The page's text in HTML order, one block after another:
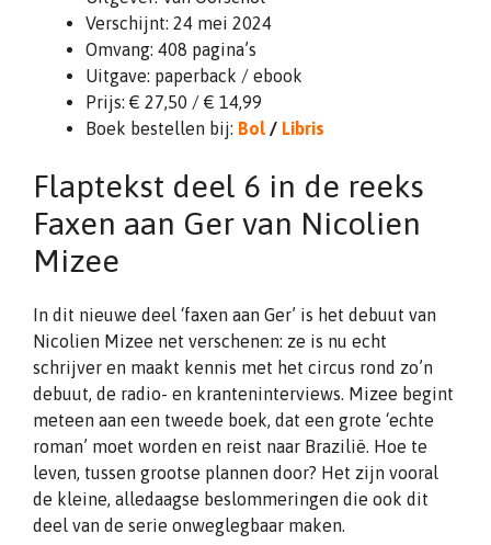
Verschijnt: 24 mei 2024
Omvang: 408 pagina’s
Uitgave: paperback / ebook
Prijs: € 27,50 / € 14,99
Boek bestellen bij: Bol / Libris
Flaptekst deel 6 in de reeks
Faxen aan Ger van Nicolien
Mizee
In dit nieuwe deel ‘faxen aan Ger’ is het debuut van
Nicolien Mizee net verschenen: ze is nu echt
schrijver en maakt kennis met het circus rond zo’n
debuut, de radio- en kranteninterviews. Mizee begint
meteen aan een tweede boek, dat een grote ‘echte
roman’ moet worden en reist naar Brazilië. Hoe te
leven, tussen grootse plannen door? Het zijn vooral
de kleine, alledaagse beslommeringen die ook dit
deel van de serie onweglegbaar maken.